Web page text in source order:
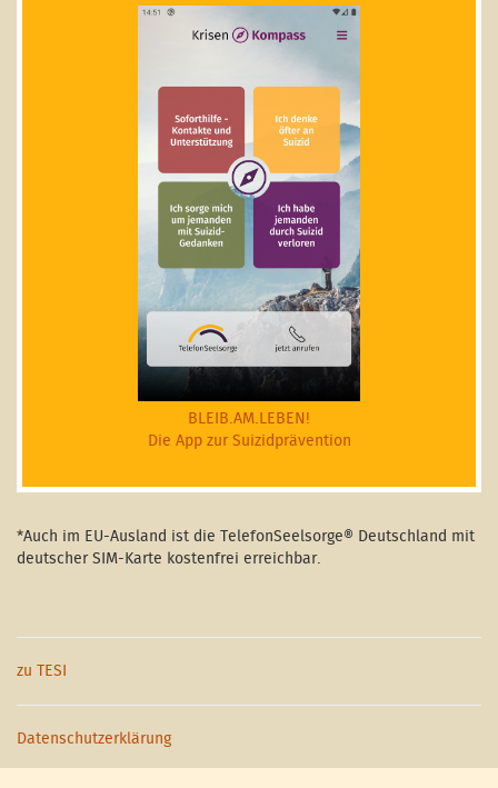
BLEIB.AM.LEBEN!
Die App zur Suizidprävention
*Auch im EU-Ausland ist die TelefonSeelsorge® Deutschland mit
deutscher SIM-Karte kostenfrei erreichbar.
zu TESI
Datenschutzerklärung